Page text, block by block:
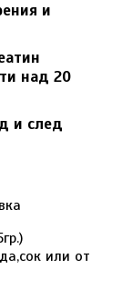
и
над 20
и след
или от